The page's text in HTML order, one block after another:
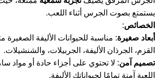
يستمتع بصوت الجرس أثناء اللعب.
الخصائص:
أبعاد صغيرة: مناسبة للحيوانات الأليفة
القزم، الجرذان الأليفة، الجربيلات، والشنشيلات.
تصميم آمن: لا تحتوي على أجزاء حادة أو مواد
اللعبة آمنة تمامًا لحيواناتك الأليفة.